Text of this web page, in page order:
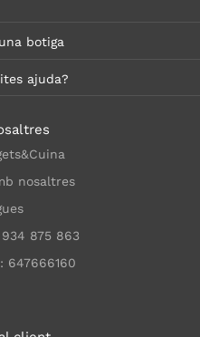
botiga
ajuda?
nosaltres
875 863
647666160